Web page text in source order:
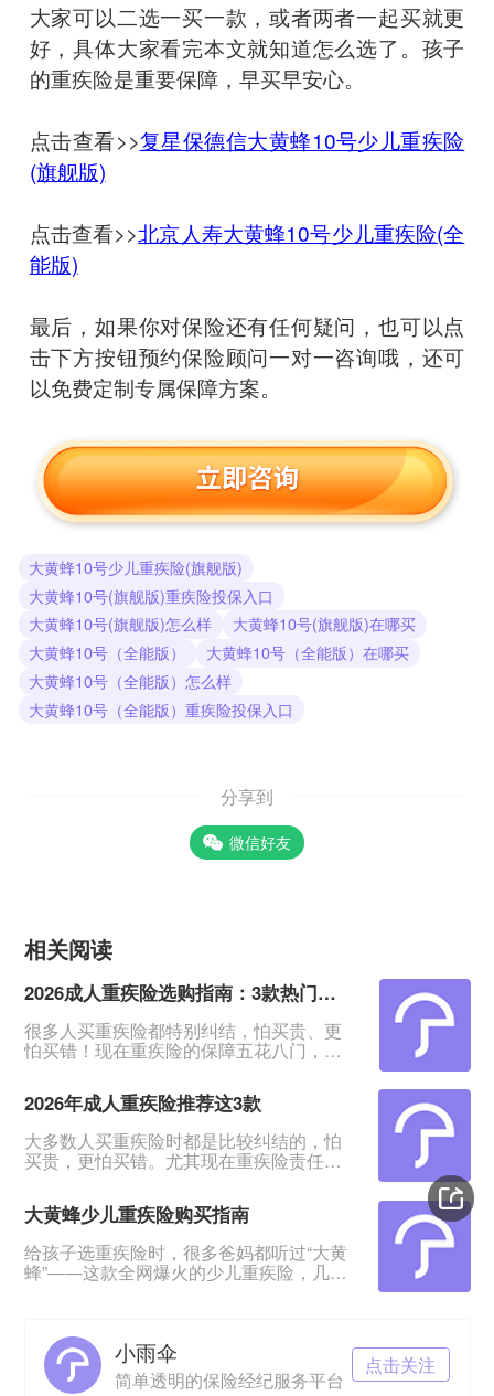
大家可以二选一买一款，或者两者一起买就更
好，具体大家看完本文就知道怎么选了。孩子
的重疾险是重要保障，早买早安心。
点击查看>>复星保德信大黄蜂10号少儿重疾险
(旗舰版)
点击查看>>北京人寿大黄蜂10号少儿重疾险(全
能版)
最后，如果你对保险还有任何疑问，也可以点
击下方按钮预约保险顾问一对一咨询哦，还可
以免费定制专属保障方案。
大黄蜂10号少儿重疾险(旗舰版)
大黄蜂10号(旗舰版)重疾险投保入口
大黄蜂10号(旗舰版)怎么样
大黄蜂10号(旗舰版)在哪买
大黄蜂10号（全能版）
大黄蜂10号（全能版）在哪买
大黄蜂10号（全能版）怎么样
大黄蜂10号（全能版）重疾险投保入口
分享到
微信好友
相关阅读
2026成人重疾险选购指南：3款热门产品全面测评
很多人买重疾险都特别纠结，怕买贵、更
怕买错！现在重疾险的保障五花八门，条
专门对比整理了2026年市面上口碑、性价
比都靠前的3款成人重疾险，不管你是预算
有限、身体健康，还是身体有点小异常、
不好投保，都能从中挑到合适的。&nbsp;
一、君龙超级玛丽16号Pro：普通人首选，
重疾险里的性价比王
2026年成人重疾险推荐这3款
大多数人买重疾险时都是比较纠结的，怕
买贵，更怕买错。尤其现在重疾险责任越
比整理，给大家挑出成人重疾险榜单前列
的3款产品，适合各种预算、不同身体状况
的人群。&nbsp;如果你打算买重疾险，如
果你带病投保，或者预算紧张，这3款产品
能满足你的需求。
大黄蜂少儿重疾险购买指南
给孩子选重疾险时，很多爸妈都听过“大黄
蜂”——这款全网爆火的少儿重疾险，几乎
制的？在哪里买最放心？听说小雨伞保险
经纪是定制方，这家公司靠谱吗？理赔会
不会麻烦？今天就来一一拆解这些问题，
让你给娃买保险时心里有底。01 大黄蜂少
小雨伞
简单透明的保险经纪服务平台
点击关注